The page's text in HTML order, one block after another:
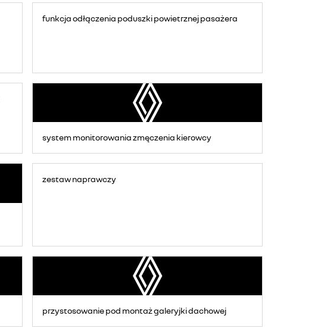
funkcja odłączenia poduszki powietrznej pasażera
system monitorowania zmęczenia kierowcy
zestaw naprawczy
przystosowanie pod montaż galeryjki dachowej